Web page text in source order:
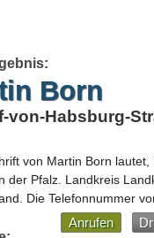
Born
von-Habsburg-
von Martin Born lautet,
der Pfalz. Landkreis
. Die Telefonnummer
Anrufen